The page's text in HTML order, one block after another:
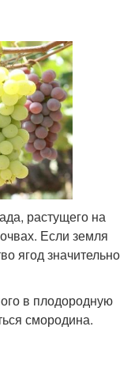
растущего на
Если земля
ягод значительно
в плодородную
смородина.